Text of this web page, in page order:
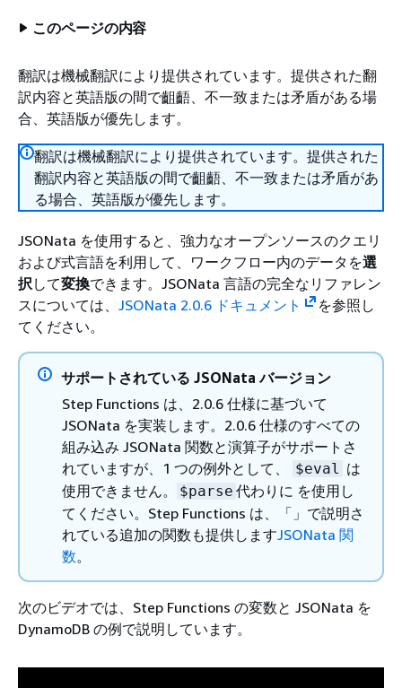
このページの内容
翻訳は機械翻訳により提供されています。提供された翻
訳内容と英語版の間で齟齬、不一致または矛盾がある場
合、英語版が優先します。
翻訳は機械翻訳により提供されています。提供された
翻訳内容と英語版の間で齟齬、不一致または矛盾があ
る場合、英語版が優先します。
JSONata を使用すると、強力なオープンソースのクエリ
および式言語を利用して、ワークフロー内のデータを選
択して変換できます。JSONata 言語の完全なリファレン
スについては、 JSONata 2.0.6 ドキュメント
を参照し
てください。
サポートされている JSONata バージョン
Step Functions は、2.0.6 仕様に基づいて
JSONata を実装します。2.0.6 仕様のすべての
組み込み JSONata 関数と演算子がサポートさ
れていますが、1 つの例外として、
$eval は
使用できません。
$parse 代わりに を使用し
てください。Step Functions は、「」で説明さ
れている追加の関数も提供しますJSONata 関
数。
次のビデオでは、Step Functions の変数と JSONata を
DynamoDB の例で説明しています。